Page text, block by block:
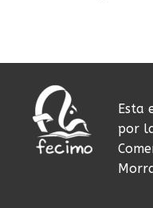
Esta
por